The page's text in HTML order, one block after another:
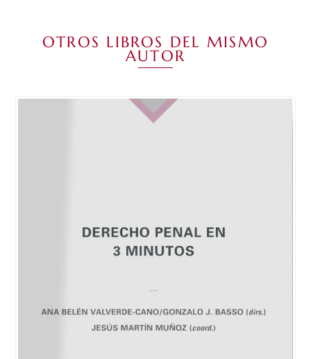
OTROS LIBROS DEL MISMO
AUTOR